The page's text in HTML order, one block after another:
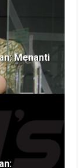
Menanti